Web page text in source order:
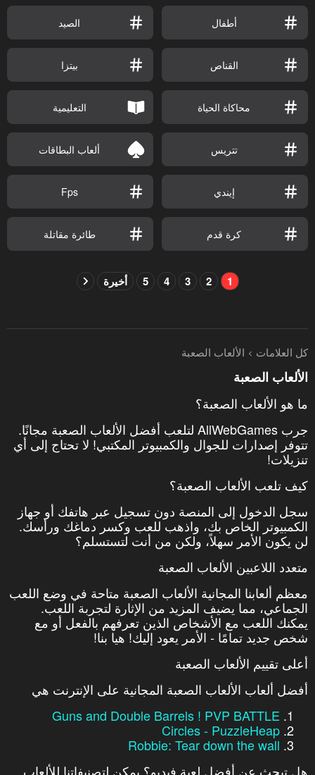
أطفال الصيد
القناص بيتزا
محاكاة الحياة التعليمية
تتريس ألعاب البطاقات
إيندي Fps
كرة قدم طائرة مقاتلة
1
2
3
4
5 أخيرة
كل العلامات الألعاب الصعبة
الألعاب الصعبة
ما هو الألعاب الصعبة؟
جرب AllWebGames لتلعب أفضل الألعاب الصعبة مجانًا.
تتوفر إصدارات للجوال والكمبيوتر المكتبي! لا تحتاج إلى أي
تنزيلات!
كيف تلعب الألعاب الصعبة؟
سجل الدخول إلى المنصة دون تسجيل عبر هاتفك أو جهاز
الكمبيوتر الخاص بك، واذهب للعب وكسر دماغك ورأسك.
لن يكون الأمر سهلاً، ولكن من أنت لتستسلم؟
متعدد اللاعبين الألعاب الصعبة
معظم ألعابنا المجانية الألعاب الصعبة متاحة في وضع اللعب
الجماعي، مما يضيف المزيد من الإثارة لتجربة اللعب.
يمكنك اللعب مع الأشخاص الذين تعرفهم بالفعل أو مع
شخص جديد تمامًا - الأمر يعود إليك! هيا بنا!
أعلى تقييم الألعاب الصعبة
أفضل ألعاب الألعاب الصعبة المجانية على الإنترنت هي
Guns and Double Barrels ! PVP BATTLE
Circles - PuzzleHeap
Robbie: Tear down the wall
هل تبحث عن أفضل لعبة فيديو؟ يمكن لتصنيفاتنا للألعاب